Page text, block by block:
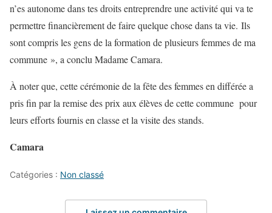
n’es autonome dans tes droits entreprendre une activité qui va te
permettre financièrement de faire quelque chose dans ta vie. Ils
sont compris les gens de la formation de plusieurs femmes de ma
commune », a conclu Madame Camara.
À noter que, cette cérémonie de la fête des femmes en différée a
pris fin par la remise des prix aux élèves de cette commune pour
leurs efforts fournis en classe et la visite des stands.
Camara
Catégories : Non classé